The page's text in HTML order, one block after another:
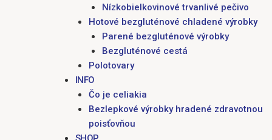
Nízkobielkovinové trvanlivé pečivo
Hotové bezgluténové chladené výrobky
Parené bezgluténové výrobky
Bezgluténové cestá
Polotovary
INFO
Čo je celiakia
Bezlepkové výrobky hradené zdravotnou
poisťovňou